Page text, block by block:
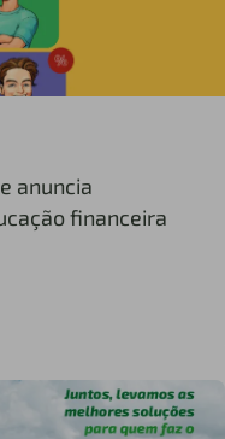
anuncia
financeira